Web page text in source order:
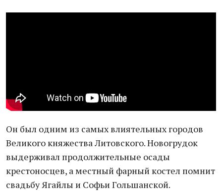
Он был одним из самых влиятельных городов
Великого княжества Литовского. Новогрудок
выдерживал продолжительные осады
крестоносцев, а местный фарный костел помнит
свадьбу Ягайлы и Софьи Гольшанской.